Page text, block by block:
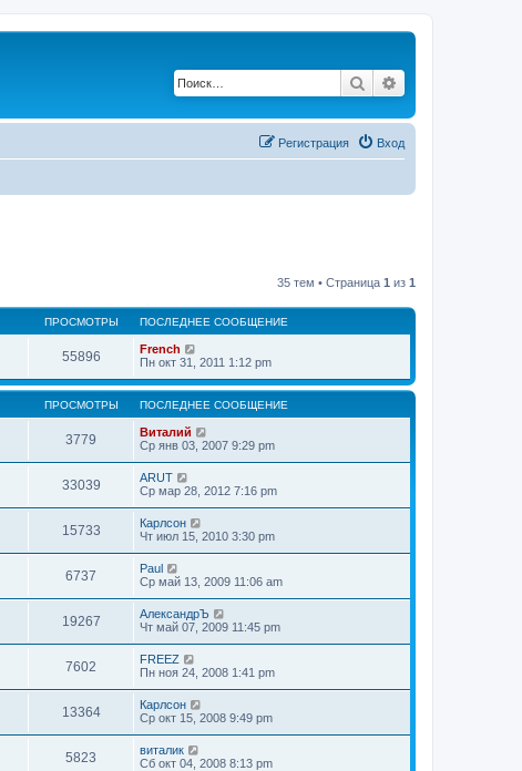
Поиск
Вход
Регистрация
35 тем • Страница 1 из 1
ПРОСМОТРЫ ПОСЛЕДНЕЕ СООБЩЕНИЕ
55896
French
Пн окт 31, 2011 1:12 pm
ПРОСМОТРЫ ПОСЛЕДНЕЕ СООБЩЕНИЕ
3779
Виталий
Ср янв 03, 2007 9:29 pm
33039
ARUT
Ср мар 28, 2012 7:16 pm
15733
Карлсон
Чт июл 15, 2010 3:30 pm
6737
Paul
Ср май 13, 2009 11:06 am
19267
АлександрЪ
Чт май 07, 2009 11:45 pm
7602
FREEZ
Пн ноя 24, 2008 1:41 pm
13364
Карлсон
Ср окт 15, 2008 9:49 pm
5823
виталик
Сб окт 04, 2008 8:13 pm